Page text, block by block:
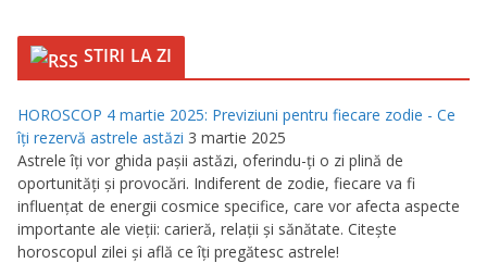
STIRI LA ZI
HOROSCOP 4 martie 2025: Previziuni pentru fiecare zodie - Ce
îţi rezervă astrele astăzi 3 martie 2025
Astrele îţi vor ghida paşii astăzi, oferindu-ţi o zi plină de
oportunităţi şi provocări. Indiferent de zodie, fiecare va fi
influenţat de energii cosmice specifice, care vor afecta aspecte
importante ale vieţii: carieră, relaţii şi sănătate. Citeşte
horoscopul zilei şi află ce îţi pregătesc astrele!